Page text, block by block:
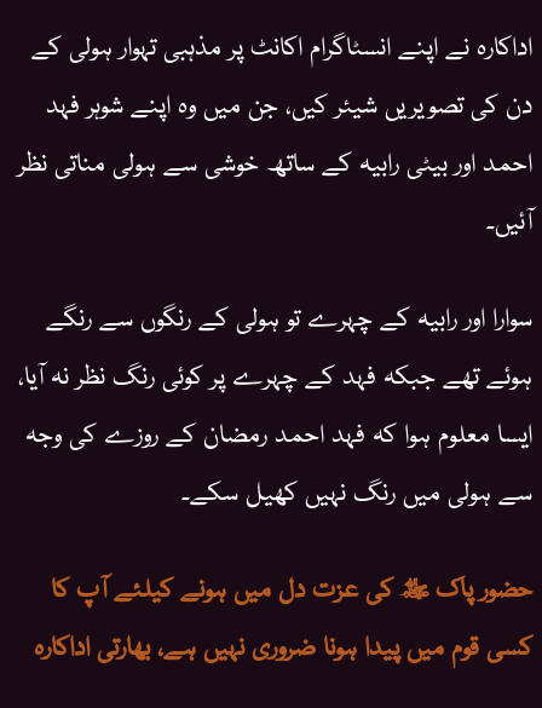
اداکارہ نے اپنے انسٹاگرام اکانٹ پر مذہبی تہوار ہولی کے
دن کی تصویریں شیئر کیں، جن میں وہ اپنے شوہر فہد
احمد اور بیٹی رابیہ کے ساتھ خوشی سے ہولی مناتی نظر
آئیں۔
سوارا اور رابیہ کے چہرے تو ہولی کے رنگوں سے رنگے
ہوئے تھے جبکہ فہد کے چہرے پر کوئی رنگ نظر نہ آیا،
ایسا معلوم ہوا کہ فہد احمد رمضان کے روزے کی وجہ
سے ہولی میں رنگ نہیں کھیل سکے۔
حضور پاک ﷺ کی عزت دل میں ہونے کیلئے آپ کا
کسی قوم میں پیدا ہونا ضروری نہیں ہے، بھارتی اداکارہ